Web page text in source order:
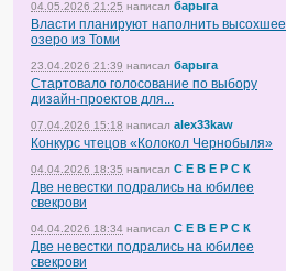
04.05.2026 21:25 написал барыга
Власти планируют наполнить высохшее
озеро из Томи
23.04.2026 21:39 написал барыга
Стартовало голосование по выбору
дизайн-проектов для...
07.04.2026 15:18 написал alex33kaw
Конкурс чтецов «Колокол Чернобыля»
04.04.2026 18:35 написал С Е В Е Р С К
Две невестки подрались на юбилее
свекрови
04.04.2026 18:34 написал С Е В Е Р С К
Две невестки подрались на юбилее
свекрови